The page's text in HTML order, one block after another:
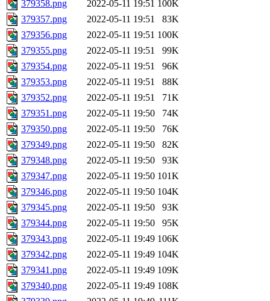
379358.png 2022-05-11 19:51 100K
379357.png
2022-05-11 19:51
83K
379356.png
2022-05-11 19:51 100K
379355.png
2022-05-11 19:51
99K
379354.png
2022-05-11 19:51
96K
379353.png
2022-05-11 19:51
88K
379352.png
2022-05-11 19:51
71K
379351.png
2022-05-11 19:50
74K
379350.png
2022-05-11 19:50
76K
379349.png
2022-05-11 19:50
82K
379348.png
2022-05-11 19:50
93K
379347.png
2022-05-11 19:50 101K
379346.png
2022-05-11 19:50 104K
379345.png
2022-05-11 19:50
93K
379344.png
2022-05-11 19:50
95K
379343.png
2022-05-11 19:49 106K
379342.png
2022-05-11 19:49 104K
379341.png
2022-05-11 19:49 109K
379340.png
2022-05-11 19:49 108K